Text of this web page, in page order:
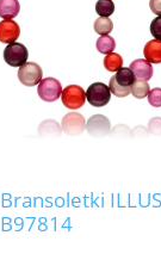
Bransoletki
B97814